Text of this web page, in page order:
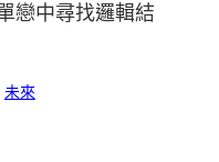
戀中尋找邏輯結
未來